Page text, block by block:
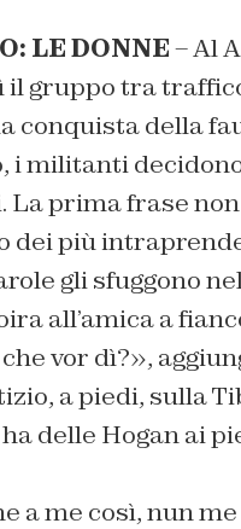
LE DONNE– Al
il gruppo tra
conquista della
militanti
prima frase
dei più
gli sfuggono
all’amica a
vor dì?»,
a piedi, sulla
delle Hogan ai
a me così, nun